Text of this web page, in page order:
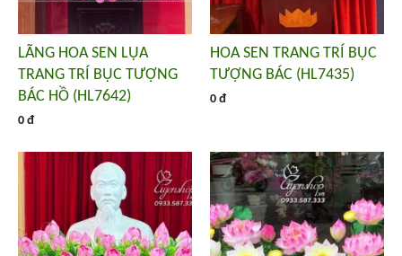
LÃNG HOA SEN LỤA
TRANG TRÍ BỤC TƯỢNG
BÁC HỒ (HL7642)
0 đ
HOA SEN TRANG TRÍ BỤC
TƯỢNG BÁC (HL7435)
0 đ